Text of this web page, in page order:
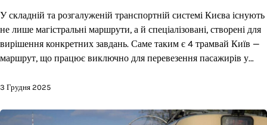
У складній та розгалуженій транспортній системі Києва існують
не лише магістральні маршрути, а й спеціалізовані, створені для
вирішення конкретних завдань. Саме таким є 4 трамвай Київ —
маршрут, що працює виключно для перевезення пасажирів у…
3 Грудня 2025